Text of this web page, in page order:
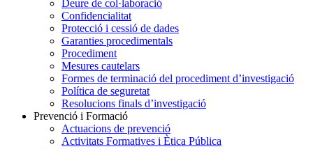
Deure de col·laboració
Confidencialitat
Protecció i cessió de dades
Garanties procedimentals
Procediment
Mesures cautelars
Formes de terminació del procediment d’investigació
Política de seguretat
Resolucions finals d’investigació
Prevenció i Formació
Actuacions de prevenció
Activitats Formatives i Ètica Pública